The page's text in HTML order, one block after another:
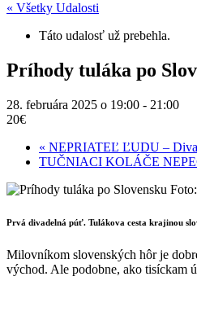
« Všetky Udalosti
Táto udalosť už prebehla.
Príhody tuláka po
28. februára 2025 o 19:00 - 21:00
20€
« NEPRIATEĽ ĽUDU –
TUČNIACI KOLÁČE
Prvá divadelná púť. Tulákova cesta krajinou
Milovníkom slovenských hôr je
východ. Ale podobne, ako tisíckam